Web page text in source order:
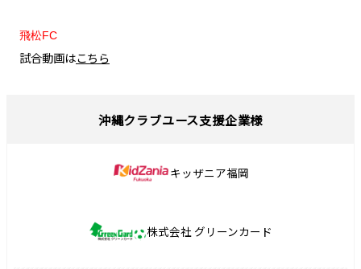
飛松FC
試合動画はこちら
沖縄クラブユース支援企業様
キッザニア福岡
株式会社 グリーンカード